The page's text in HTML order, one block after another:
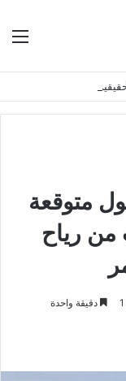
وسبل نيلها
متوقعة
من رياح
1 دقيقة واحدة